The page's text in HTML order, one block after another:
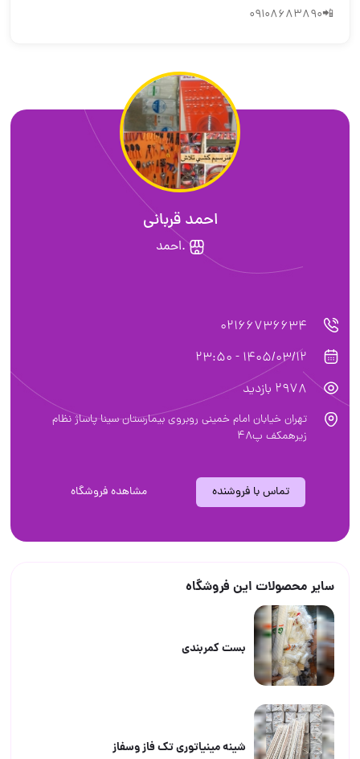
📲09108683890
احمد قربانی
.احمد
02166736634
1405/03/12 - 23:50
2978 بازدید
تهران خیابان امام خمینی روبروی بیمارستان سینا پاساژ نظام
زیرهمکف پ۴۸
تماس با فروشنده مشاهده فروشگاه
سایر محصولات این فروشگاه
بست کمربندی
شینه مینیاتوری تک فاز وسفاز